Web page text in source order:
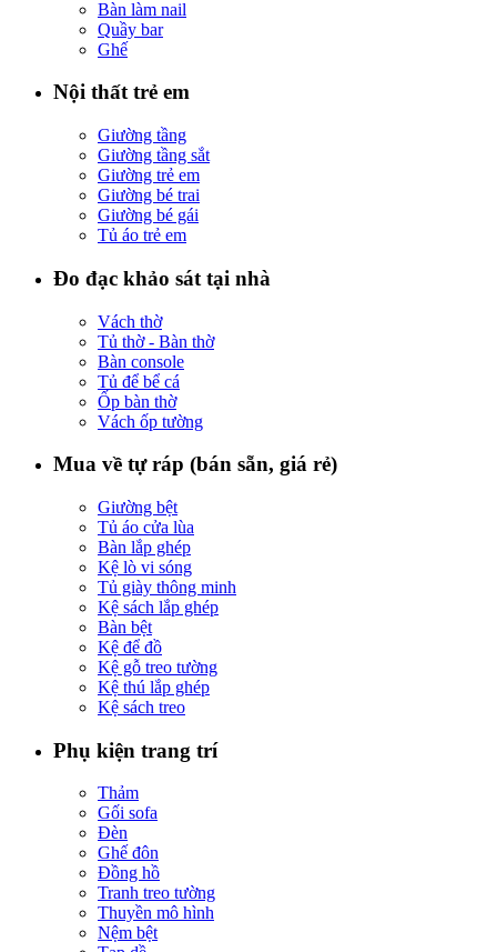
Bàn làm nail
Quầy bar
Ghế
Nội thất trẻ em
Giường tầng
Giường tầng sắt
Giường trẻ em
Giường bé trai
Giường bé gái
Tủ áo trẻ em
Đo đạc khảo sát tại nhà
Vách thờ
Tủ thờ - Bàn thờ
Bàn console
Tủ để bể cá
Ốp bàn thờ
Vách ốp tường
Mua về tự ráp (bán sẵn, giá rẻ)
Giường bệt
Tủ áo cửa lùa
Bàn lắp ghép
Kệ lò vi sóng
Tủ giày thông minh
Kệ sách lắp ghép
Bàn bệt
Kệ để đồ
Kệ gỗ treo tường
Kệ thú lắp ghép
Kệ sách treo
Phụ kiện trang trí
Thảm
Gối sofa
Đèn
Ghế đôn
Đồng hồ
Tranh treo tường
Thuyền mô hình
Nệm bệt